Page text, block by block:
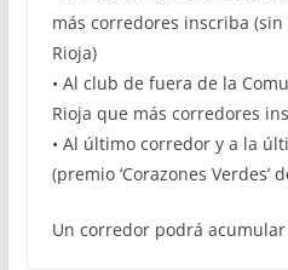
más corredores inscriba
Rioja)
• Al club de fuera de la
Rioja que más corredores
• Al último corredor y a la
(premio ‘Corazones Verdes’
Un corredor podrá